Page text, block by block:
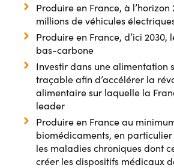
Produire en France, à l’horizon
millions de véhicules
Produire en France, d’ici 2030,
bas-carbone
Investir dans une alimentation
traçable afin d’accélérer la
alimentaire sur laquelle la
leader
Produire en France au
biomédicaments, en particulier
les maladies chroniques dont
créer les dispositifs médicaux